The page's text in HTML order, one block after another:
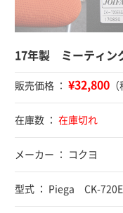
17年製 ミーティン
販売価格 ： ¥32,800
在庫数 ： 在庫切れ
メーカー ： コクヨ
型式 ： Piega CK-